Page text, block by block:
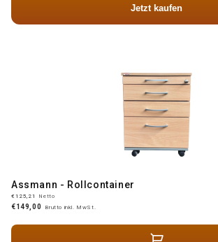
Jetzt kaufen
Assmann - Rollcontainer
€125,21 Netto
€149,00 Brutto inkl. MwSt.